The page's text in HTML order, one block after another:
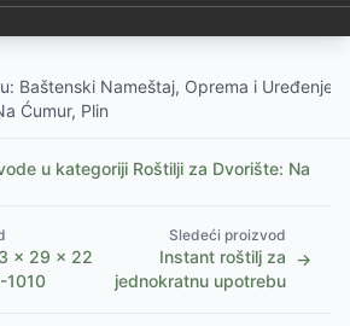
Baštenski Nameštaj, Oprema i Uređenje
Ćumur, Plin
u kategoriji Roštilji za Dvorište: Na
x 29 x 22
1010
Sledeći proizvod
Instant roštilj za
jednokratnu upotrebu
→